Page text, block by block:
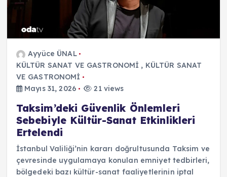
Ayyüce ÜNAL
KÜLTÜR SANAT VE GASTRONOMİ , KÜLTÜR SANAT
VE GASTRONOMİ
Mayıs 31, 2026
21 views
Taksim’deki Güvenlik Önlemleri
Sebebiyle Kültür-Sanat Etkinlikleri
Ertelendi
İstanbul Valiliği’nin kararı doğrultusunda Taksim ve
çevresinde uygulamaya konulan emniyet tedbirleri,
bölgedeki bazı kültür-sanat faaliyetlerinin iptal